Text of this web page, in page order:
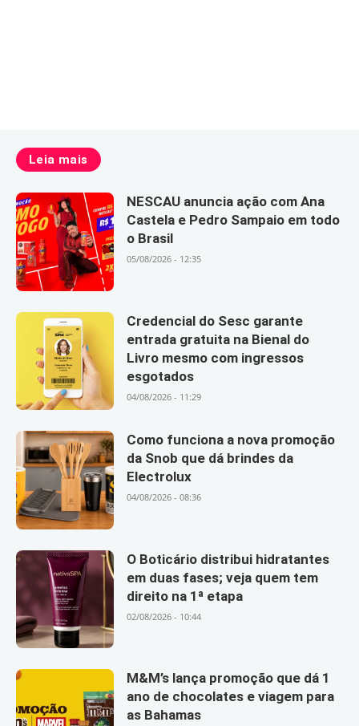
Leia mais
NESCAU anuncia ação com Ana
Castela e Pedro Sampaio em todo
o Brasil
05/08/2026 - 12:35
Credencial do Sesc garante
entrada gratuita na Bienal do
Livro mesmo com ingressos
esgotados
04/08/2026 - 11:29
Como funciona a nova promoção
da Snob que dá brindes da
Electrolux
04/08/2026 - 08:36
O Boticário distribui hidratantes
em duas fases; veja quem tem
direito na 1ª etapa
02/08/2026 - 10:44
M&M’s lança promoção que dá 1
ano de chocolates e viagem para
as Bahamas